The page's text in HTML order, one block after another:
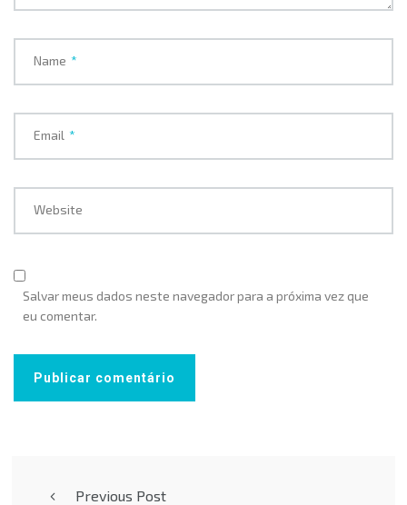
Name *
Email *
Website
Salvar meus dados neste navegador para a próxima vez que
eu comentar.
Previous Post